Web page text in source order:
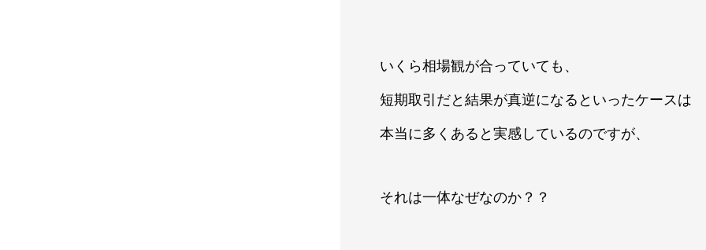
いくら相場観が合っていても、
短期取引だと結果が真逆になるといったケースは
本当に多くあると実感しているのですが、
それは一体なぜなのか？？